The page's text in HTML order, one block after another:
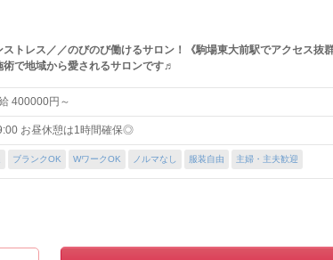
ストレス／／のびのび働けるサロン！《駒場東大前駅でアクセス
で地域から愛されるサロンです♬
400000円～
お昼休憩は1時間確保◎
ブランクOK WワークOK ノルマなし 服装自由 主婦・主夫歓迎